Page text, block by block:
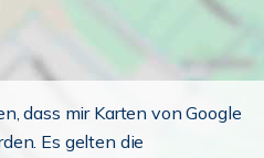
dass mir Karten von Google
Es gelten die